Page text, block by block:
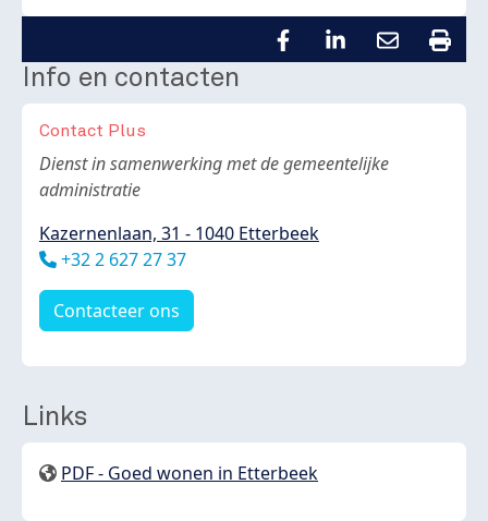
Info en contacten
Contact Plus
Body
Dienst in samenwerking met de gemeentelijke
administratie
Kazernenlaan, 31 - 1040 Etterbeek
Téléphone
+32 2 627 27 37
Contacteer ons
Links
PDF - Goed wonen in Etterbeek